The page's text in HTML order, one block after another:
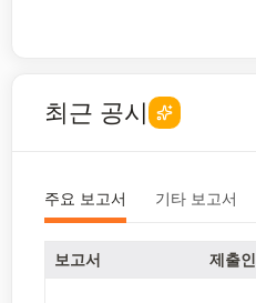
최근 공시
주요 보고서 기타 보고서
보고서 제출인